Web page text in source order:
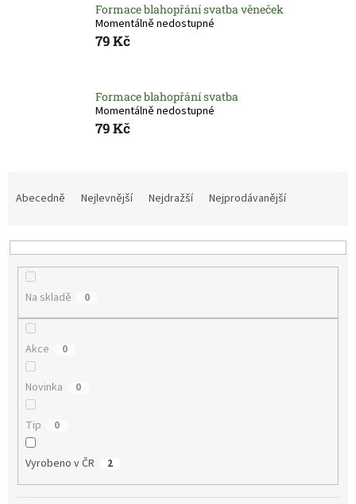
Formace blahopřání svatba věneček
Momentálně nedostupné
79 Kč
Formace blahopřání svatba
Momentálně nedostupné
79 Kč
n
Abecedně Nejlevnější Nejdražší Nejprodávanější
Na skladě 0
Akce 0
Novinka 0
Tip 0
Vyrobeno v ČR 2